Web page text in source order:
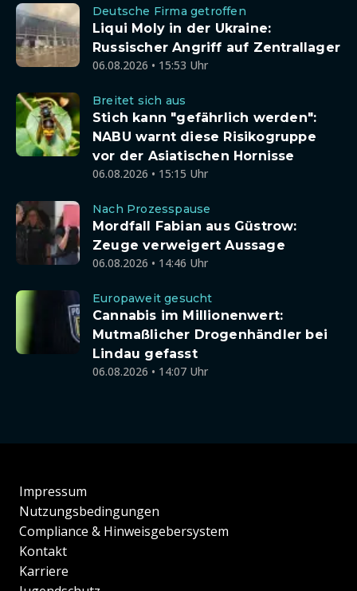
Deutsche Firma getroffen
Liqui Moly in der Ukraine:
Russischer Angriff auf Zentrallager
06.08.2026 • 15:53 Uhr
Breitet sich aus
Stich kann "gefährlich werden":
NABU warnt diese Risikogruppe
vor der Asiatischen Hornisse
06.08.2026 • 15:15 Uhr
Nach Prozesspause
Mordfall Fabian aus Güstrow:
Zeuge verweigert Aussage
06.08.2026 • 14:46 Uhr
Europaweit gesucht
Cannabis im Millionenwert:
Mutmaßlicher Drogenhändler bei
Lindau gefasst
06.08.2026 • 14:07 Uhr
Impressum
Nutzungsbedingungen
Compliance & Hinweisgebersystem
Kontakt
Karriere